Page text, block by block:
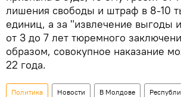
лишения свободы и штраф в 8-10
единиц, а за "извлечение выгоды
от 3 до 7 лет тюремного
образом, совокупное наказание
22 года.
Политика Новости В Молдове